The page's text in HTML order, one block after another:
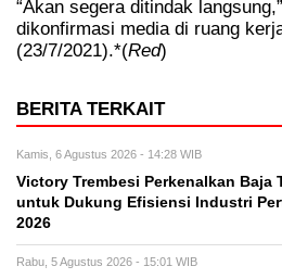
“Akan segera ditindak
dikonfirmasi media di ruang
(23/7/2021).*(Red)
BERITA TERKAIT
Kamis, 6 Agustus 2026 - 14:28 WIB
Victory Trembesi Perkenalkan Baja
untuk Dukung Efisiensi Industri
2026
Rabu, 5 Agustus 2026 - 15:01 WIB